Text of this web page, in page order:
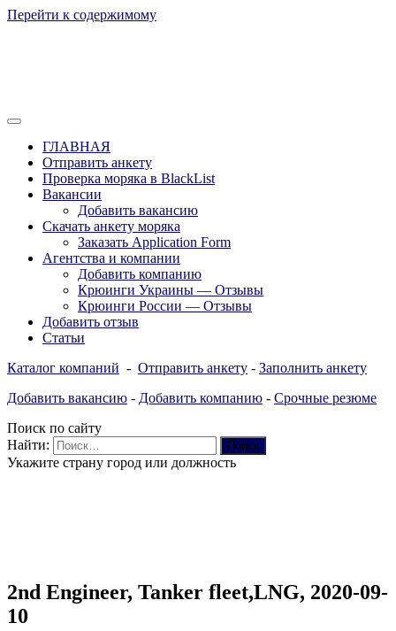
Перейти к содержимому
Рассылка
Вакансии для моряков. Работа для
моряков в море. Каталог крюинговых
компаний и морских агентств
Украины, России, Европы и Всего
мира. Отзывы, Контакты, Работа,
Вакансии для моряков. Рассылка
апликашки CV application form
ГЛАВНАЯ
Отправить анкету
Проверка моряка в BlackList
Вакансии
Добавить вакансию
Скачать анкету моряка
Заказать Application Form
Агентства и компании
Добавить компанию
Крюинги Украины — Отзывы
Крюинги России — Отзывы
Добавить отзыв
Статьи
Каталог компаний - Отправить анкету - Заполнить анкету
Добавить вакансию - Добавить компанию - Срочные резюме
Поиск по сайту
Найти:
Укажите страну город или должность
2nd Engineer, Tanker fleet,LNG, 2020-09-
10